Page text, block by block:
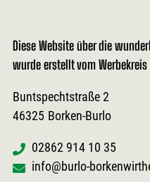
Diese Website über die
wurde erstellt vom
Buntspechtstraße 2
46325 Borken-Burlo
02862 914 10 35
info@burlo-